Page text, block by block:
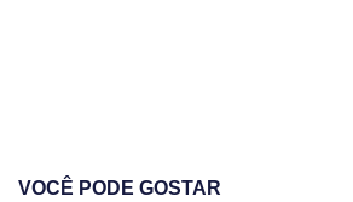
VOCÊ PODE GOSTAR